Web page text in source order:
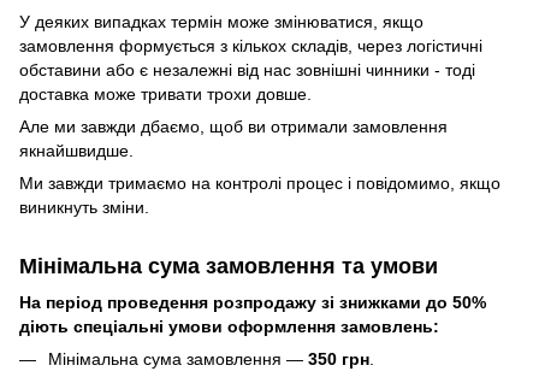
У деяких випадках термін може змінюватися, якщо
замовлення формується з кількох складів, через логістичні
обставини або є незалежні від нас зовнішні чинники - тоді
доставка може тривати трохи довше.
Але ми завжди дбаємо, щоб ви отримали замовлення
якнайшвидше.
Ми завжди тримаємо на контролі процес і повідомимо, якщо
виникнуть зміни.
Мінімальна сума замовлення та умови
На період проведення розпродажу зі знижками до 50%
діють спеціальні умови оформлення замовлень:
Мінімальна сума замовлення — 350 грн